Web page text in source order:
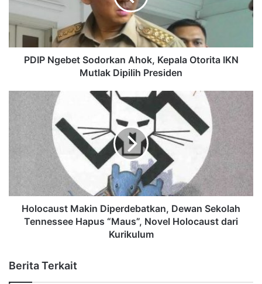
PDIP Ngebet Sodorkan Ahok, Kepala Otorita IKN
Mutlak Dipilih Presiden
Holocaust Makin Diperdebatkan, Dewan Sekolah
Tennessee Hapus “Maus”, Novel Holocaust dari
Kurikulum
Berita Terkait